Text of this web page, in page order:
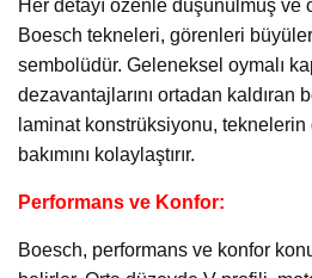
Her detayı özenle düşünülmüş ve
Boesch tekneleri, görenleri
sembolüdür. Geleneksel oymalı
dezavantajlarını ortadan kaldıran
laminat konstrüksiyonu, teknelerin
bakımını kolaylaştırır.
Performans ve Konfor:
Boesch, performans ve konfor